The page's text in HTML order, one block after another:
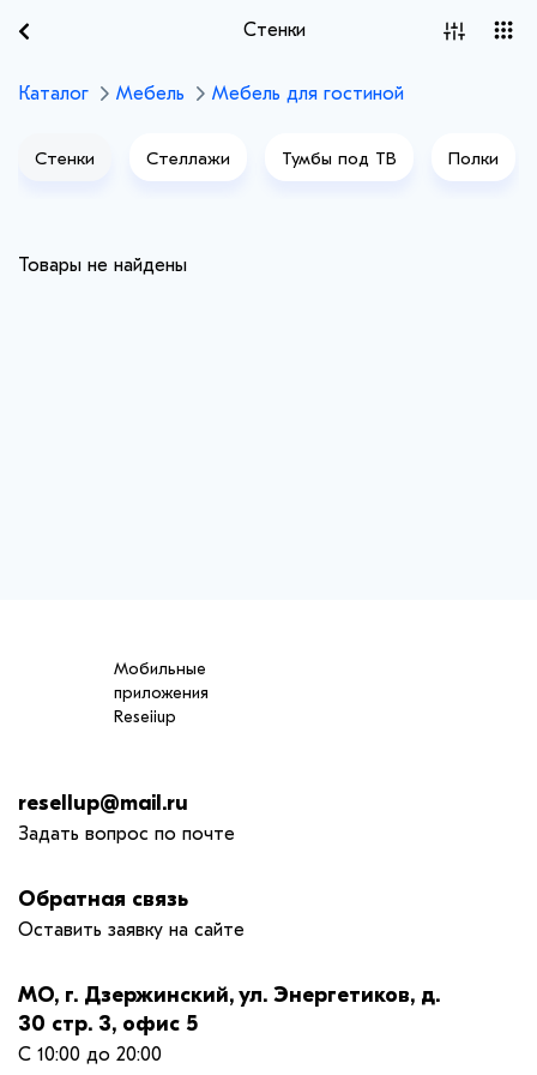
Стенки
Каталог Мебель Мебель для гостиной
Стенки Стеллажи Тумбы под ТВ Полки
Товары не найдены
Мобильные
приложения
Reseiiup
resellup@mail.ru
Задать вопрос по почте
Обратная связь
Оставить заявку на сайте
МО, г. Дзержинский, ул. Энергетиков, д.
30 стр. 3, офис 5
С 10:00 до 20:00